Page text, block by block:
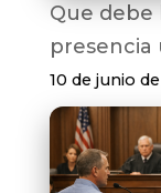
Que debe
presencia
10 de junio